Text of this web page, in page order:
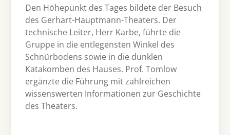
Den Höhepunkt des Tages bildete der Besuch
des Gerhart-Hauptmann-Theaters. Der
technische Leiter, Herr Karbe, führte die
Gruppe in die entlegensten Winkel des
Schnürbodens sowie in die dunklen
Katakomben des Hauses. Prof. Tomlow
ergänzte die Führung mit zahlreichen
wissenswerten Informationen zur Geschichte
des Theaters.